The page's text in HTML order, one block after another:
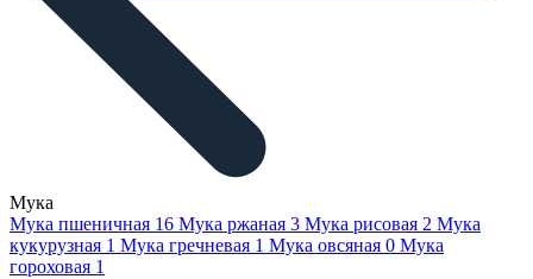
Мука
Мука пшеничная 16 Мука ржаная 3 Мука рисовая 2 Мука
кукурузная 1 Мука гречневая 1 Мука овсяная 0 Мука
гороховая 1